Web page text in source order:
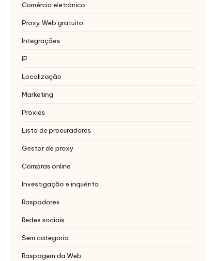
Comércio eletrónico
Proxy Web gratuito
Integrações
IP
Localização
Marketing
Proxies
Lista de procuradores
Gestor de proxy
Compras online
Investigação e inquérito
Raspadores
Redes sociais
Sem categoria
Raspagem da Web